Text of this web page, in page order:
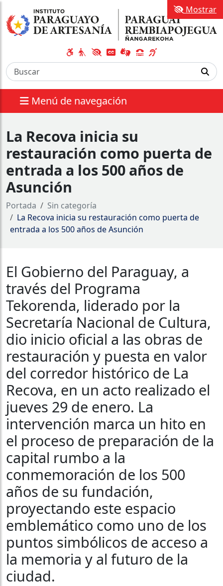
Menú de navegación
Mostrar
La Recova inicia su
restauración como puerta de
entrada a los 500 años de
Asunción
Portada
Sin categoría
La Recova inicia su restauración como puerta de
entrada a los 500 años de Asunción
El Gobierno del Paraguay, a
través del Programa
Tekorenda, liderado por la
Secretaría Nacional de Cultura,
dio inicio oficial a las obras de
restauración y puesta en valor
del corredor histórico de La
Recova, en un acto realizado el
jueves 29 de enero. La
intervención marca un hito en
el proceso de preparación de la
capital rumbo a la
conmemoración de los 500
años de su fundación,
proyectando este espacio
emblemático como uno de los
puntos simbólicos de acceso a
la memoria y al futuro de la
ciudad.